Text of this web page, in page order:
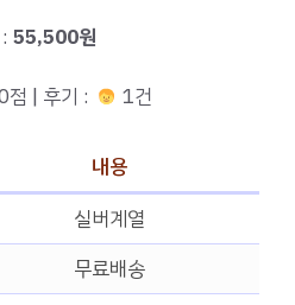
55,500원
| 후기 : 1건
내용
실버계열
무료배송